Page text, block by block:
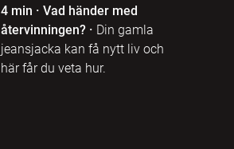
4 min · Vad händer med
återvinningen?· Din gamla
jeansjacka kan få nytt liv och
här får du veta hur.